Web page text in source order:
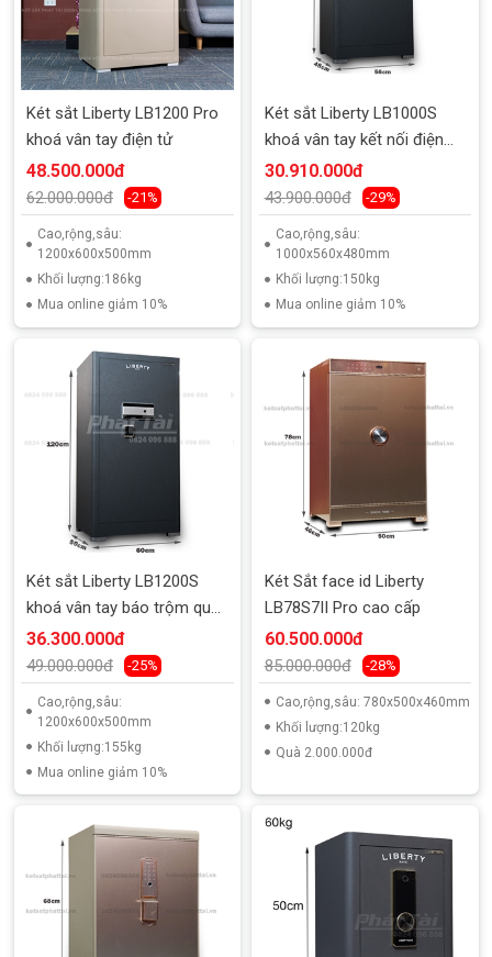
Két sắt Liberty LB1200 Pro
khoá vân tay điện tử
48.500.000đ
62.000.000đ -21%
Cao,rộng,sâu:
1200x600x500mm
Khối lượng:186kg
Mua online giảm 10%
Két sắt Liberty LB1000S
khoá vân tay kết nối điện
thoại
30.910.000đ
43.900.000đ -29%
Cao,rộng,sâu:
1000x560x480mm
Khối lượng:150kg
Mua online giảm 10%
Két sắt Liberty LB1200S
khoá vân tay báo trộm qua
điện thoại
36.300.000đ
49.000.000đ -25%
Cao,rộng,sâu:
1200x600x500mm
Khối lượng:155kg
Mua online giảm 10%
Két Sắt face id Liberty
LB78S7II Pro cao cấp
60.500.000đ
85.000.000đ -28%
Cao,rộng,sâu: 780x500x460mm
Khối lượng:120kg
Quà 2.000.000đ